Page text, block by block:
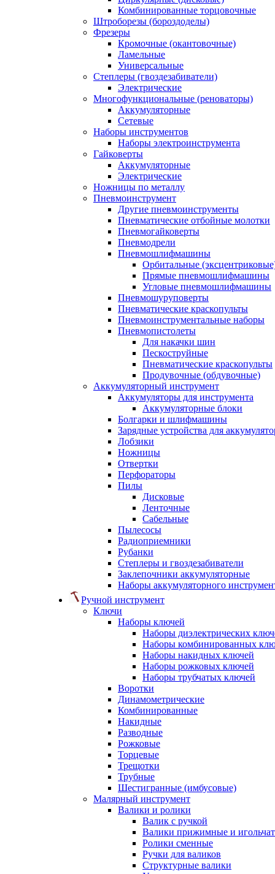
Комбинированные торцовочные
Штроборезы (бороздоделы)
Фрезеры
Кромочные (окантовочные)
Ламельные
Универсальные
Степлеры (гвоздезабиватели)
Электрические
Многофункциональные (реноваторы)
Аккумуляторные
Сетевые
Наборы инструментов
Наборы электроинструмента
Гайковерты
Аккумуляторные
Электрические
Ножницы по металлу
Пневмоинструмент
Другие пневмоинструменты
Пневматические отбойные молотки
Пневмогайковерты
Пневмодрели
Пневмошлифмашины
Орбитальные
Прямые пневмошлифмашины
Угловые пневмошлифмашины
Пневмошуруповерты
Пневматические краскопульты
Пневмоинструментальные наборы
Пневмопистолеты
Для накачки шин
Пескоструйные
Пневматические краскопульты
Продувочные (обдувочные)
Аккумуляторный инструмент
Аккумуляторы для инструмента
Аккумуляторные блоки
Болгарки и шлифмашины
Зарядные устройства для
Лобзики
Ножницы
Отвертки
Перфораторы
Пилы
Дисковые
Ленточные
Сабельные
Пылесосы
Радиоприемники
Рубанки
Степлеры и гвоздезабиватели
Заклепочники аккумуляторные
Наборы аккумуляторного
Ручной инструмент
Ключи
Наборы ключей
Наборы диэлектрических
Наборы комбинированных
Наборы накидных ключей
Наборы рожковых ключей
Наборы трубчатых ключей
Воротки
Динамометрические
Комбинированные
Накидные
Разводные
Рожковые
Торцевые
Трещотки
Трубные
Шестигранные (имбусовые)
Малярный инструмент
Валики и ролики
Валик с ручкой
Валики прижимные и
Ролики сменные
Ручки для валиков
Структурные валики